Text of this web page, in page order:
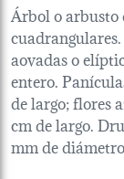
Árbol o arbusto
aovadas o
entero.
de largo; flores
cm de largo.
mm de